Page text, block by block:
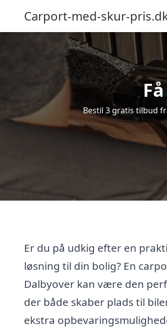
Carport-med-skur-
Bestil 3 gratis tilbud
Er du på udkig efter en
løsning til din bolig? En
Dalbyover kan være den
der både skaber plads til
ekstra